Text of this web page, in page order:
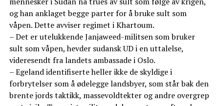
og han anklaget begge parter for å bruke sult som
våpen. Dette avviser regimet i Khartoum.
– Det er utelukkende Janjaweed-militsen som bruker
sult som våpen, hevder sudansk UD i en uttalelse,
videresendt fra landets ambassade i Oslo.
– Egeland identifiserte heller ikke de skyldige i
forbrytelser som å ødelegge landsbyer, som står bak den
brente jords taktikk, massevoldtekter og andre overgrep